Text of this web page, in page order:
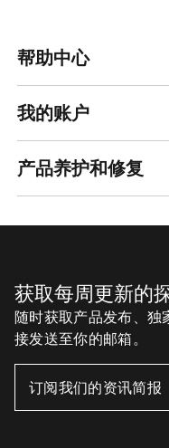
帮助中心
我的账户
产品养护和修复
获取每周更新的
随时获取产品发布、
接发送至你的邮箱。